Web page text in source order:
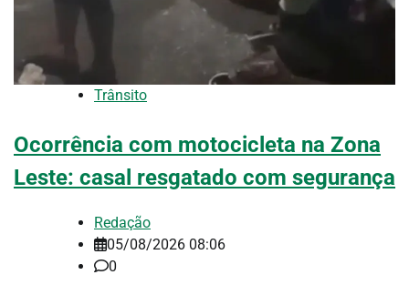
Trânsito
Ocorrência com motocicleta na Zona
Leste: casal resgatado com segurança
Redação
05/08/2026 08:06
0